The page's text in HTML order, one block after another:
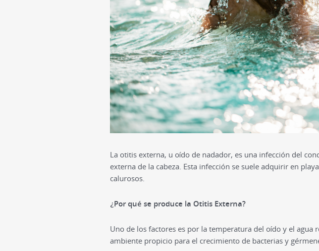
La otitis externa, u oído de nadador, es una infección del
externa de la cabeza. Esta infección se suele adquirir en
calurosos.
¿Por qué se produce la Otitis Externa?
Uno de los factores es por la temperatura del oído y el agua
ambiente propicio para el crecimiento de bacterias y